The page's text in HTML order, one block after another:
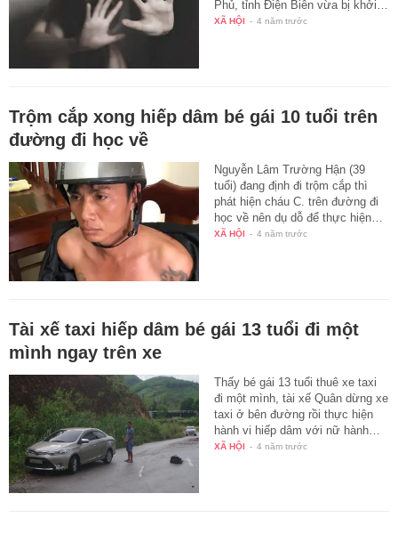
Phủ, tỉnh Điện Biên vừa bị khởi…
XÃ HỘI - 4 năm trước
Trộm cắp xong hiếp dâm bé gái 10 tuổi trên
đường đi học về
Nguyễn Lâm Trường Hận (39
tuổi) đang định đi trộm cắp thì
phát hiện cháu C. trên đường đi
học về nên dụ dỗ để thực hiện…
XÃ HỘI - 4 năm trước
Tài xế taxi hiếp dâm bé gái 13 tuổi đi một
mình ngay trên xe
Thấy bé gái 13 tuổi thuê xe taxi
đi một mình, tài xế Quân dừng xe
taxi ở bên đường rồi thực hiện
hành vi hiếp dâm với nữ hành…
XÃ HỘI - 4 năm trước